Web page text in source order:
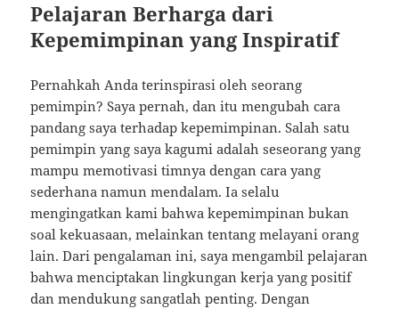
Pelajaran Berharga dari
Kepemimpinan yang Inspiratif
Pernahkah Anda terinspirasi oleh seorang
pemimpin? Saya pernah, dan itu mengubah cara
pandang saya terhadap kepemimpinan. Salah satu
pemimpin yang saya kagumi adalah seseorang yang
mampu memotivasi timnya dengan cara yang
sederhana namun mendalam. Ia selalu
mengingatkan kami bahwa kepemimpinan bukan
soal kekuasaan, melainkan tentang melayani orang
lain. Dari pengalaman ini, saya mengambil pelajaran
bahwa menciptakan lingkungan kerja yang positif
dan mendukung sangatlah penting. Dengan